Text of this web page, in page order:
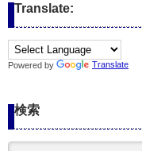
Translate:
Powered by Translate
検索